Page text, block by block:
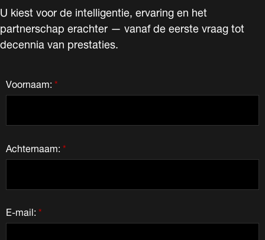
U kiest voor de intelligentie, ervaring en het
partnerschap erachter — vanaf de eerste vraag tot
decennia van prestaties.
*
Voornaam:
*
Achternaam:
*
E-mail: